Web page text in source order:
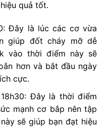
quả tốt.
Đây là lúc các cơ vừa
giúp đốt cháy mỡ dễ
vào thời điểm này sẽ
hơn và bắt đầu ngày
cực.
Đây là thời điểm
mạnh cơ bắp nên tập
sẽ giúp bạn đạt hiệu